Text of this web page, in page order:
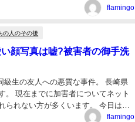
flamingo
の人のその後
顔写真は嘘?被害者の御手洗
級生の友人への悪質な事件。 長崎県
。 現在までに加害者についてネット
られない方が多くいます。 今日は、
flamingo